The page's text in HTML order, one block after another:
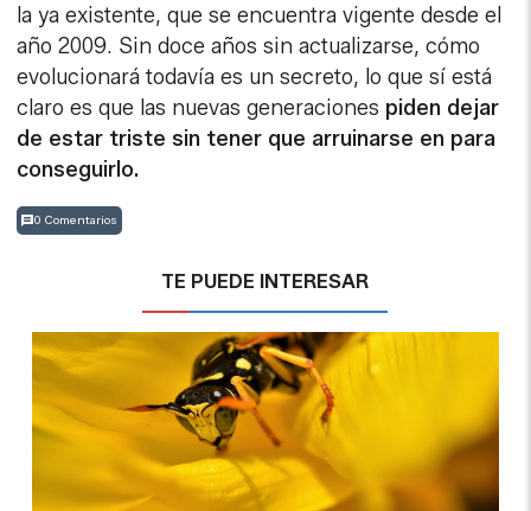
la ya existente, que se encuentra vigente desde el
año 2009. Sin doce años sin actualizarse, cómo
evolucionará todavía es un secreto, lo que sí está
claro es que las nuevas generaciones piden dejar
de estar triste sin tener que arruinarse en para
conseguirlo.
0 Comentarios
TE PUEDE INTERESAR